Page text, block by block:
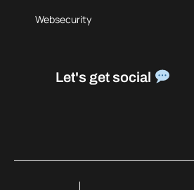
Websecurity
Let's get social